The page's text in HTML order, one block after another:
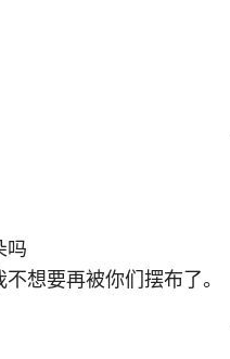
，比动手动脚来的轻一
吗
想要再被你们摆布了。
被安排成蛊，​在哪都通，